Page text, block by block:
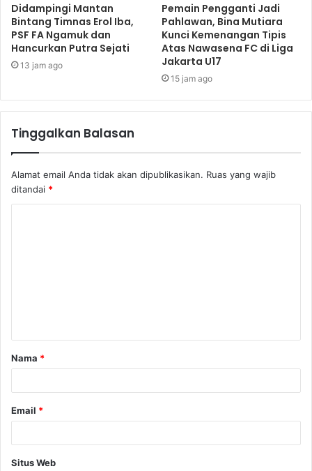
Didampingi Mantan
Bintang Timnas Erol Iba,
PSF FA Ngamuk dan
Hancurkan Putra Sejati
13 jam ago
Pemain Pengganti Jadi
Pahlawan, Bina Mutiara
Kunci Kemenangan Tipis
Atas Nawasena FC di Liga
Jakarta U17
15 jam ago
Tinggalkan Balasan
Alamat email Anda tidak akan dipublikasikan. Ruas yang wajib
ditandai *
Nama *
Email *
Situs Web